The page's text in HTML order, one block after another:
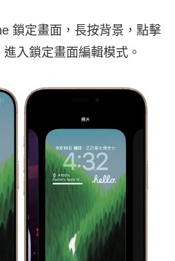
鎖定畫面，長按背景，點擊
進入鎖定畫面編輯模式。